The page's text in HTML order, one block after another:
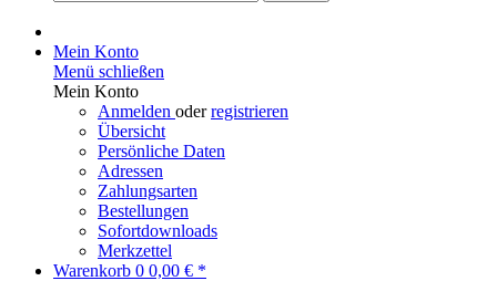
Mein Konto
Menü schließen
Mein Konto
Anmelden oderregistrieren
Übersicht
Persönliche Daten
Adressen
Zahlungsarten
Bestellungen
Sofortdownloads
Merkzettel
Warenkorb 0 0,00 € *